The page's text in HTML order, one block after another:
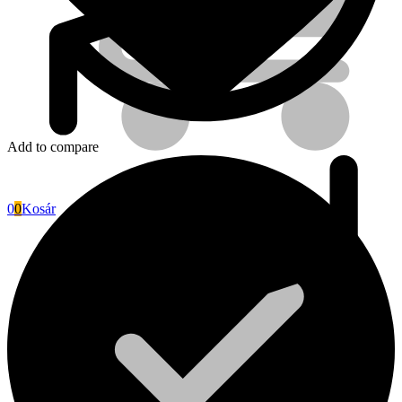
00Kosár
Add to compare